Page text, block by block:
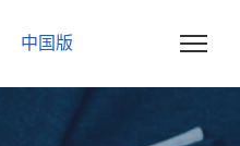
中国版